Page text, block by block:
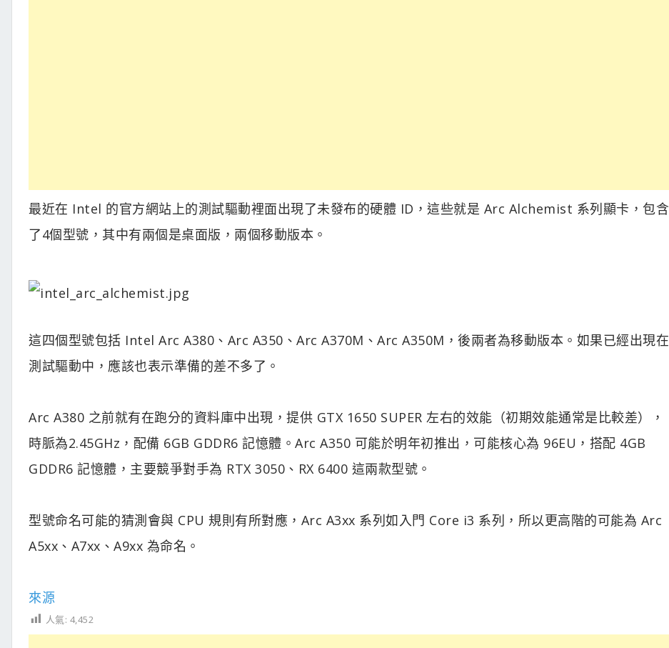
最近在 Intel 的官方網站上的測試驅動裡面出現了未發布的硬體 ID，這些就是 Arc Alchemist 系列顯卡，包含
了4個型號，其中有兩個是桌面版，兩個移動版本。
這四個型號包括 Intel Arc A380、Arc A350、Arc A370M、Arc A350M，後兩者為移動版本。如果已經出現在
測試驅動中，應該也表示準備的差不多了。
Arc A380 之前就有在跑分的資料庫中出現，提供 GTX 1650 SUPER 左右的效能（初期效能通常是比較差），
時脈為2.45GHz，配備 6GB GDDR6 記憶體。Arc A350 可能於明年初推出，可能核心為 96EU，搭配 4GB
GDDR6 記憶體，主要競爭對手為 RTX 3050、RX 6400 這兩款型號。
型號命名可能的猜測會與 CPU 規則有所對應，Arc A3xx 系列如入門 Core i3 系列，所以更高階的可能為 Arc
A5xx、A7xx、A9xx 為命名。
來源
人氣: 4,452